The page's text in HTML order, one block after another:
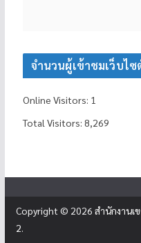
จำนวนผู้เข้าชมเว็บไซ
Online Visitors: 1
Total Visitors: 8,269
Copyright © 2026 สำนักงาน
2.